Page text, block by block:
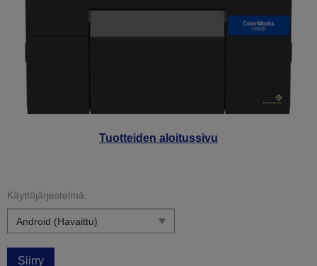
Tuotteiden aloitussivu
Käyttöjärjestelmä:
Siirry